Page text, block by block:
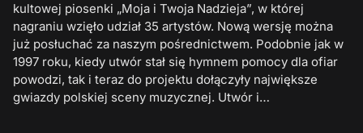
kultowej piosenki „Moja i Twoja Nadzieja”, w której
nagraniu wzięło udział 35 artystów. Nową wersję można
już posłuchać za naszym pośrednictwem. Podobnie jak w
1997 roku, kiedy utwór stał się hymnem pomocy dla ofiar
powodzi, tak i teraz do projektu dołączyły największe
gwiazdy polskiej sceny muzycznej. Utwór i…